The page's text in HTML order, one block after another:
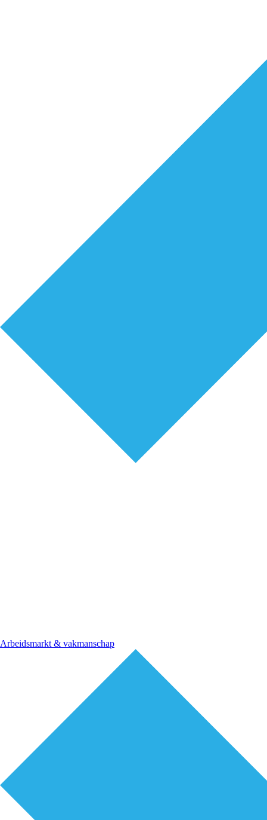
Arbeidsmarkt & vakmanschap